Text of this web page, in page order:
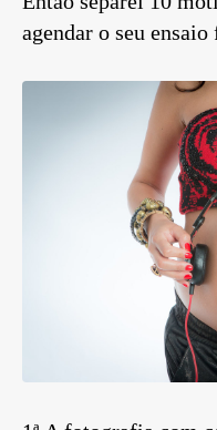
agendar o seu